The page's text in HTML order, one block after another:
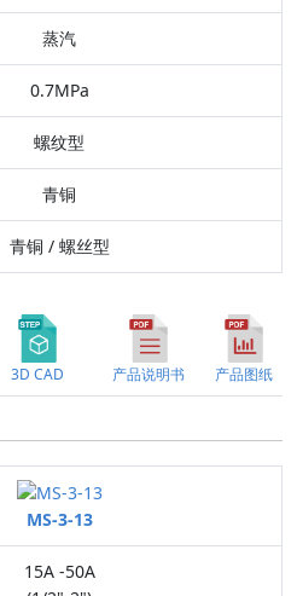
蒸汽
0.7MPa
螺纹型
青铜
青铜 / 螺丝型
3D CAD 产品说明书 产品图纸
MS-3-13
15A -50A